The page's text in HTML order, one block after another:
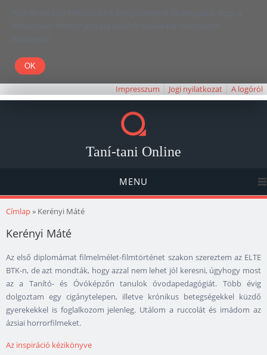
Kedves Olvasó! Weboldalunk böngészésével Ön elfogadja, hogy a
felhasználói élmény javítása céljából cookie-kat használunk.
Köszönjük!
Impresszum Jogi nyilatkozat A logóról
Taní-tani Online
MENU
Jelenlegi hely
Címlap» Kerényi Máté
Kerényi Máté
Az első diplomámat filmelmélet-filmtörténet szakon szereztem az ELTE
BTK-n, de azt mondták, hogy azzal nem lehet jól keresni, úgyhogy most
az a Tanító- és Óvóképzőn tanulok óvodapedagógiát. Több évig
dolgoztam egy cigánytelepen, illetve krónikus betegségekkel küzdő
gyerekekkel is foglalkozom jelenleg. Utálom a ruccolát és imádom az
ázsiai horrorfilmeket.
Az inspiráció kézikönyve